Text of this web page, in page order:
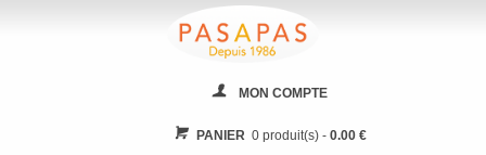
MON COMPTE
PANIER0 produit(s) - 0.00 €